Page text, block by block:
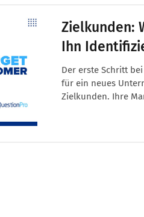
Zielkunden:
Ihn
Der erste Schritt
für ein neues
Zielkunden. Ihre